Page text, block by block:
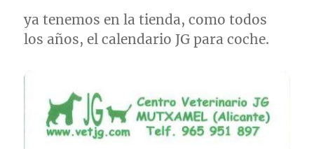
ya tenemos en la tienda, como todos
los años, el calendario JG para coche.